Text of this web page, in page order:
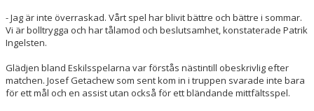
- Jag är inte överraskad. Vårt spel har blivit bättre och bättre i sommar.
Vi är bolltrygga och har tålamod och beslutsamhet, konstaterade Patrik
Ingelsten.
Glädjen bland Eskilsspelarna var förstås nästintill obeskrivlig efter
matchen. Josef Getachew som sent kom in i truppen svarade inte bara
för ett mål och en assist utan också för ett bländande mittfältsspel.